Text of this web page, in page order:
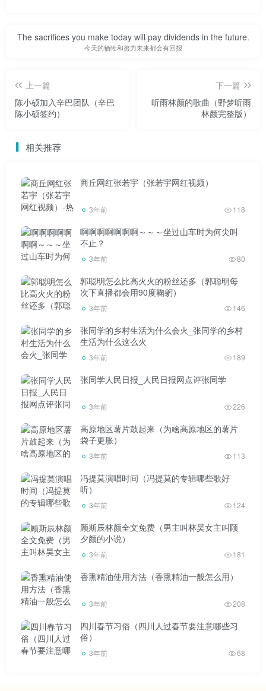
The sacrifices you make today will pay dividends in the future.
今天的牺牲和努力未来都会有回报
上一篇
陈小硕加入辛巴团队（辛巴
陈小硕签约）
下一篇
听雨林颜的歌曲（野梦听雨
林颜完整版）
相关推荐
商丘网红张若宇（张若宇网红视频）
3年前 118
啊啊啊啊啊啊啊～～～坐过山车时为何尖叫
不止？
3年前 80
郭聪明怎么比高火火的粉丝还多（郭聪明每
次下直播都会用90度鞠躬）
3年前 146
张同学的乡村生活为什么会火_张同学的乡村
生活为什么这么火
3年前 189
张同学人民日报_人民日报网点评张同学
3年前 226
高原地区薯片鼓起来（为啥高原地区的薯片
袋子更胀）
3年前 113
冯提莫演唱时间（冯提莫的专辑哪些歌好
听）
3年前 124
顾斯辰林颜全文免费（男主叫林昊女主叫顾
夕颜的小说）
3年前 181
香熏精油使用方法（香熏精油一般怎么用）
3年前 208
四川春节习俗（四川人过春节要注意哪些习
俗）
3年前 68